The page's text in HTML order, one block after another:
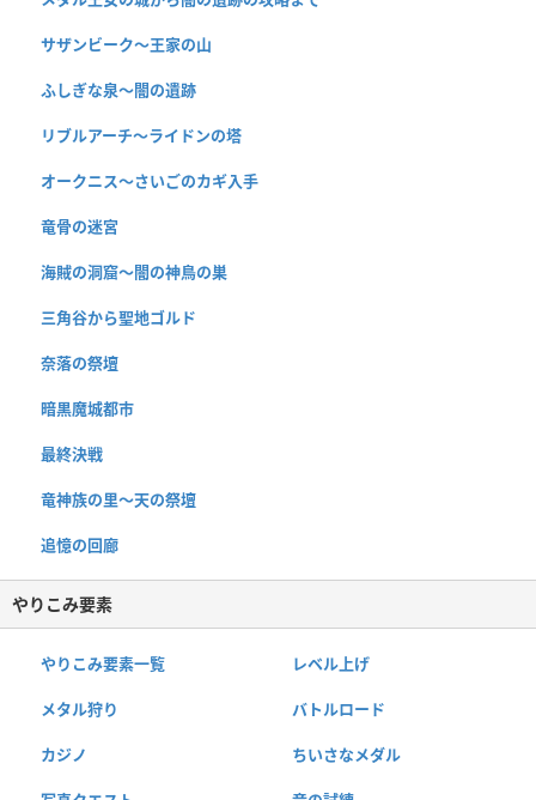
サザンビーク〜王家の山
ふしぎな泉〜闇の遺跡
リブルアーチ〜ライドンの塔
オークニス〜さいごのカギ入手
竜骨の迷宮
海賊の洞窟〜闇の神鳥の巣
三角谷から聖地ゴルド
奈落の祭壇
暗黒魔城都市
最終決戦
竜神族の里〜天の祭壇
追憶の回廊
やりこみ要素
やりこみ要素一覧 レベル上げ
メタル狩り バトルロード
カジノ ちいさなメダル